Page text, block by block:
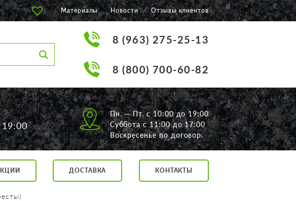
Материалы Новости Отзывы клиентов
8 (963) 275-25-13
8 (800) 700-60-82
Пн. — Пт. с 10:00 до 19:00
Суббота с 11:00 до 17:00
Воскресенье по договор.
ДОСТАВКА КОНТАКТЫ